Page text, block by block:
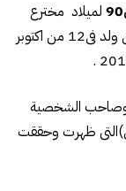
لميلاد مخترع
الرسوم المتحركة للأطفال بالصلصل ارثر كلوكى الذى ولد فى12 من اكتوبر
وصاحب الشخصية
ظهرت وحققت